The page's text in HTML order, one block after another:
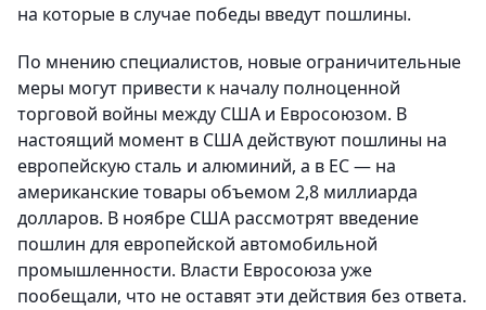
на которые в случае победы введут пошлины.
По мнению специалистов, новые ограничительные
меры могут привести к началу полноценной
торговой войны между США и Евросоюзом. В
настоящий момент в США действуют пошлины на
европейскую сталь и алюминий, а в ЕС — на
американские товары объемом 2,8 миллиарда
долларов. В ноябре США рассмотрят введение
пошлин для европейской автомобильной
промышленности. Власти Евросоюза уже
пообещали, что не оставят эти действия без ответа.